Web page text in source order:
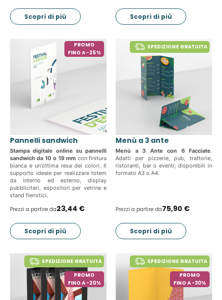
Scopri di più Scopri di più
PROMO
FINO A -25%
Pannelli sandwich
Stampa digitale online su pannelli
sandwich da 10 o 19 mm con finitura
bianca e un'ottima resa dei colori. Il
supporto ideale per realizzare totem
da interno ed esterno, display
pubblicitari, espositori per vetrine e
stand fieristici.
Prezzi a partire da23,44 €
Scopri di più
SPEDIZIONE GRATUITA
Menù a 3 ante
Menù a 3 Ante con 6 Facciate.
Adatti per pizzerie, pub, trattorie,
ristoranti, bar o eventi; disponibili in
formato A3 o A4.
Prezzi a partire da75,90 €
Scopri di più
SPEDIZIONE GRATUITA
PROMO
FINO A -20%
SPEDIZIONE GRATUITA
PROMO
FINO A -30%